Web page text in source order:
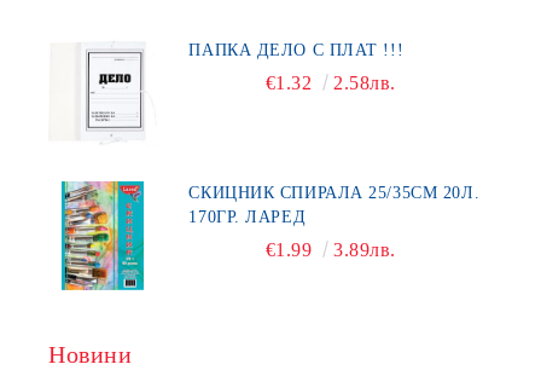
ПАПКА ДЕЛО С ПЛАТ !!!
€1.32 2.58лв.
СКИЦНИК СПИРАЛА 25/35СМ 20Л.
170ГР. ЛАРЕД
€1.99 3.89лв.
Новини